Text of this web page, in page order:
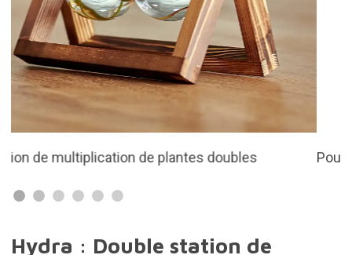
Pour plantes hydroponiques, fleurs, boutures...
Hydra : Double station de